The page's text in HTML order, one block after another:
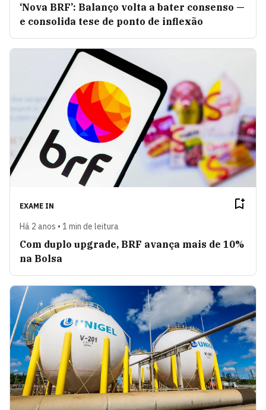
‘Nova BRF’: Balanço volta a bater consenso —
e consolida tese de ponto de inflexão
EXAME IN
Há 2 anos • 1 min de leitura
Com duplo upgrade, BRF avança mais de 10%
na Bolsa